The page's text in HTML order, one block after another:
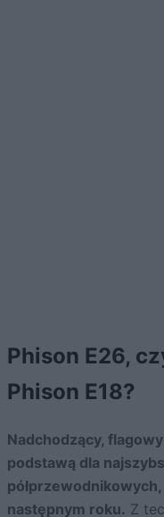
Phison E26,
Phison E18?
Nadchodzący,
podstawą dla
następnym roku. Z